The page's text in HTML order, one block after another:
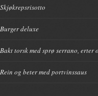
Skjøkrepsrisotto
Burger deluxe
Bakt torsk med sprø serrano, erter
Rein og beter med portvinssaus